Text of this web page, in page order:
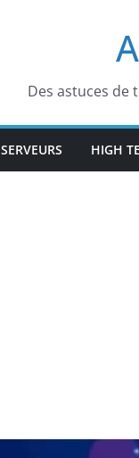
Des astuces
SERVEURS HIGH